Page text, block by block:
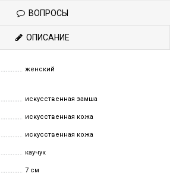
ВОПРОСЫ
ОПИСАНИЕ
женский
искусственная замша
искусственная кожа
искусственная кожа
каучук
7 см